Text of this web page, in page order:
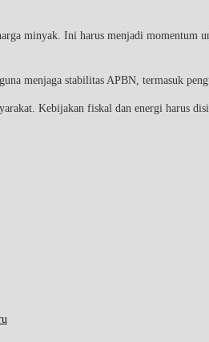
minyak. Ini harus menjadi momentum
menjaga stabilitas APBN, termasuk
Kebijakan fiskal dan energi harus